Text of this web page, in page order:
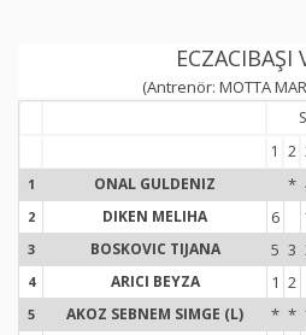
ECZACIBAŞI
(Antrenör: MOTTA
1 2
1 ONAL GULDENIZ *
2 DIKEN MELIHA 6
3 BOSKOVIC TIJANA 5 3
4 ARICI BEYZA 1 2
5 AKOZ SEBNEM SIMGE (L) * *